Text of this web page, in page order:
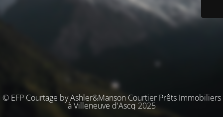
© EFP Courtage by Ashler&Manson Courtier Prêts Immobiliers
à Villeneuve d'Ascq 2025